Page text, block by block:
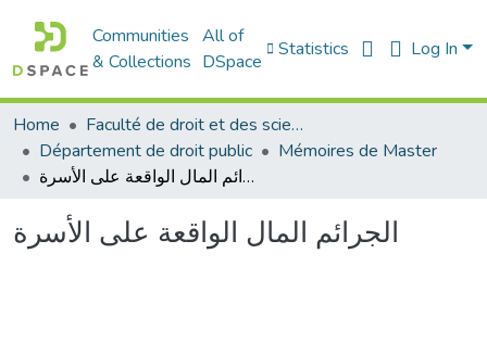
Communities
& Collections
All of
DSpace
Statistics Log In
Home
Faculté de droit et des sciences politiques
Département de droit public
Mémoires de Master
الجرائم المال الواقعة على الأسرة
الجرائم المال الواقعة على الأسرة